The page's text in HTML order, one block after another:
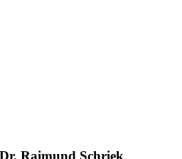
Raimund Schriek